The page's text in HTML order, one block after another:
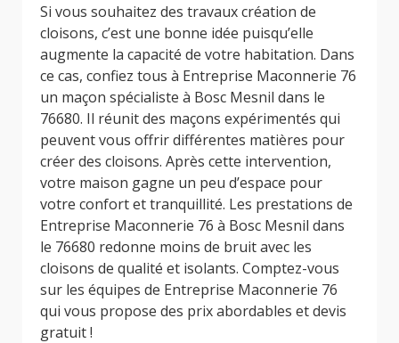
Si vous souhaitez des travaux création de
cloisons, c’est une bonne idée puisqu’elle
augmente la capacité de votre habitation. Dans
ce cas, confiez tous à Entreprise Maconnerie 76
un maçon spécialiste à Bosc Mesnil dans le
76680. Il réunit des maçons expérimentés qui
peuvent vous offrir différentes matières pour
créer des cloisons. Après cette intervention,
votre maison gagne un peu d’espace pour
votre confort et tranquillité. Les prestations de
Entreprise Maconnerie 76 à Bosc Mesnil dans
le 76680 redonne moins de bruit avec les
cloisons de qualité et isolants. Comptez-vous
sur les équipes de Entreprise Maconnerie 76
qui vous propose des prix abordables et devis
gratuit !